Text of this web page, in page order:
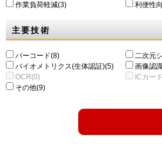
作業負荷軽減(3)
利便性
主要技術
バーコード(8) 二次元
バイオメトリクス(生体認証)(5)
画像認
OCR(0)
ICカー
その他(9)